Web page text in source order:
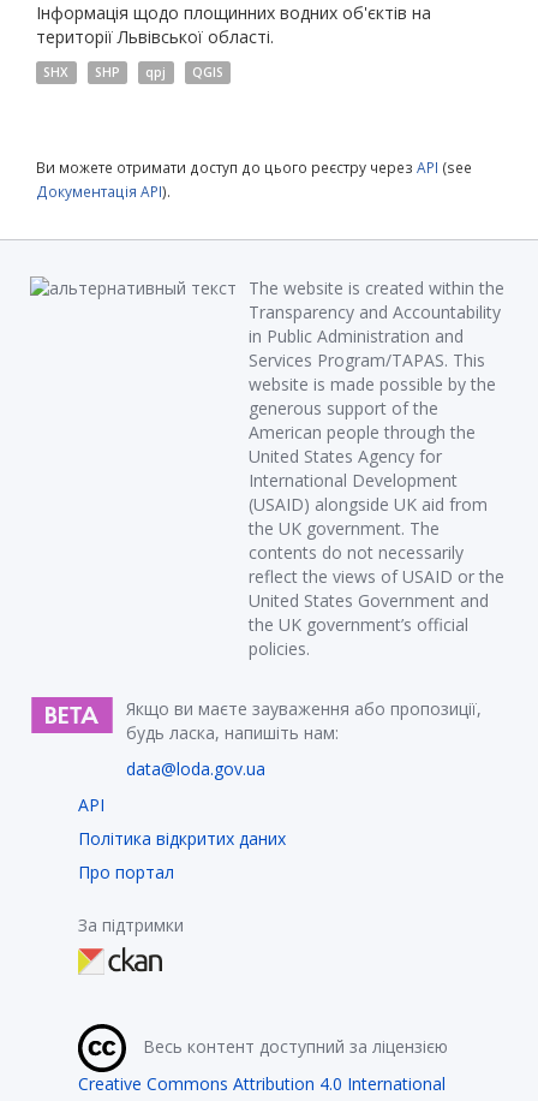
Інформація щодо площинних водних об'єктів на
території Львівської області.
SHX SHP qpj QGIS
Ви можете отримати доступ до цього реєстру через API (see
Документація API).
The website is created within the
Transparency and Accountability
in Public Administration and
Services Program/TAPAS. This
website is made possible by the
generous support of the
American people through the
United States Agency for
International Development
(USAID) alongside UK aid from
the UK government. The
contents do not necessarily
reflect the views of USAID or the
United States Government and
the UK government’s official
policies.
Якщо ви маєте зауваження або пропозиції,
будь ласка, напишіть нам:
data@loda.gov.ua
API
Політика відкритих даних
Про портал
За підтримки
Весь контент доступний за ліцензією
Creative Commons Attribution 4.0 International